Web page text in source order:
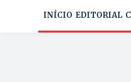
INÍCIO EDITORIAL